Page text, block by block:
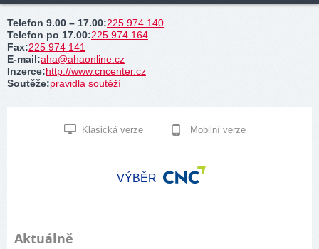
Telefon 9.00 – 17.00:225 974 140
Telefon po 17.00:225 974 164
Fax:225 974 141
E-mail:aha@ahaonline.cz
Inzerce:http://www.cncenter.cz
Soutěže:pravidla soutěží
Klasická verze Mobilní verze
VÝBĚR
Aktuálně